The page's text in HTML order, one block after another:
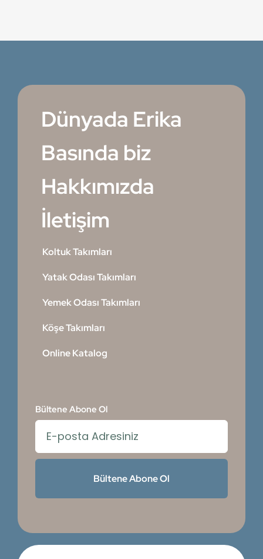
Dünyada Erika
Basında biz
Hakkımızda
İletişim
Koltuk Takımları
Yatak Odası Takımları
Yemek Odası Takımları
Köşe Takımları
Online Katalog
Bültene Abone Ol
Bültene Abone Ol